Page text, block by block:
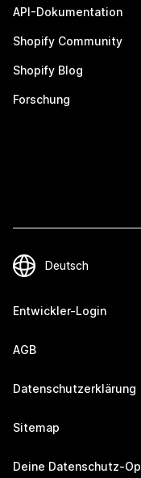
API-Dokumentation
Shopify Community
Shopify Blog
Forschung
Entwickler-Login
AGB
Datenschutzerklärung
Sitemap
Deine Datenschutz-